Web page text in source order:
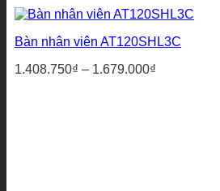
Bàn nhân viên AT120SHL3C
1.408.750₫ – 1.679.000₫